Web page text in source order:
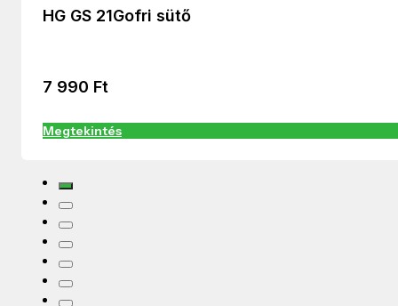
HG GS 21Gofri sütő
7 990 Ft
Megtekintés